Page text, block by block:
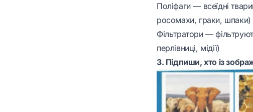
Поліфаги — всеїдні
росомахи, граки, шпаки)
Фільтратори —
перлівниці, мідії)
3. Підпиши, хто із